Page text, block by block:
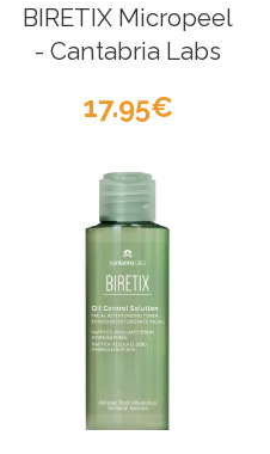
BIRETIX Micropeel
- Cantabria Labs
17.95